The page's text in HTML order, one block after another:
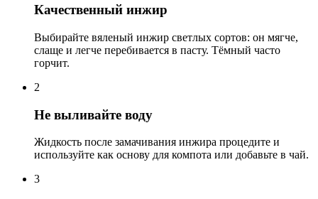
Качественный инжир
Выбирайте вяленый инжир светлых сортов: он мягче,
слаще и легче перебивается в пасту. Тёмный часто
горчит.
2
Не выливайте воду
Жидкость после замачивания инжира процедите и
используйте как основу для компота или добавьте в чай.
3